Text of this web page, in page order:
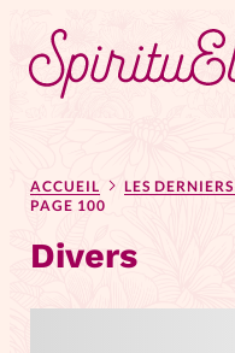
Tous les
Actus au
ACCUEIL LES
PAGE 100
Divers